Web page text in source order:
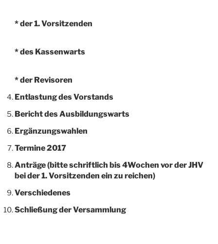
* der 1. Vorsitzenden
* des Kassenwarts
* der Revisoren
Entlastung des Vorstands
Bericht des Ausbildungswarts
Ergänzungswahlen
Termine 2017
Anträge (bitte schriftlich bis 4Wochen vor der JHV
bei der 1. Vorsitzenden ein zu reichen)
Verschiedenes
Schließung der Versammlung